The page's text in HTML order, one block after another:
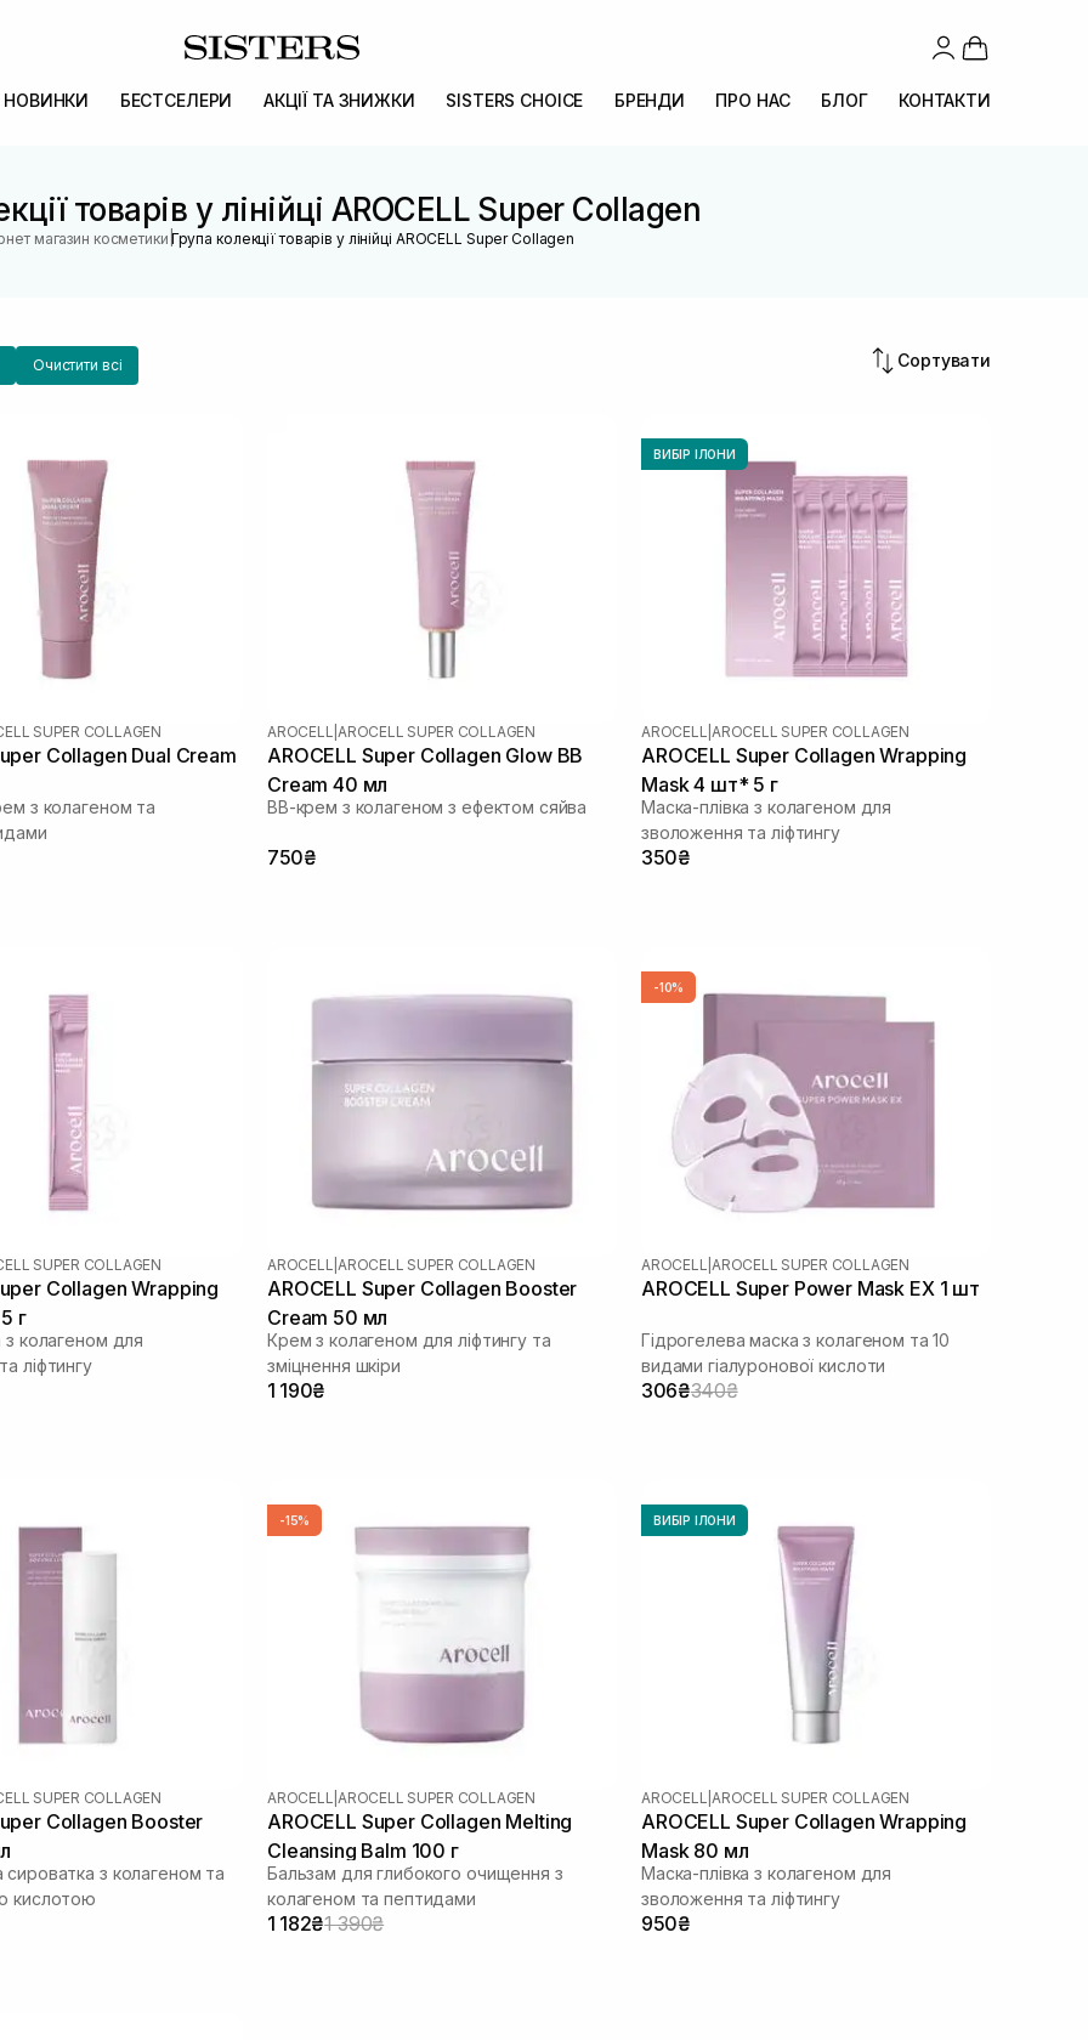
НОВИНКИ БЕСТСЕЛЕРИ АКЦІЇ ТА ЗНИЖКИ SISTERS CHOICE БРЕНДИ ПРО НАС БЛОГ КОНТАКТИ
товарів у лінійці AROCELL Super Collagen
магазин косметики |Група колекції товарів у лінійці AROCELL Super Collagen
Очистити всі Сортувати
SUPER COLLAGEN
Collagen Dual Cream
з колагеном та
AROCELL AROCELL SUPER COLLAGEN
AROCELL Super Collagen Glow BB
Cream 40 мл
ВВ-крем з колагеном з ефектом сяйва
750₴
ВИБІР ІЛОНИ
AROCELL AROCELL SUPER COLLAGEN
AROCELL Super Collagen Wrapping
Mask 4 шт* 5 г
Маска-плівка з колагеном для
зволоження та ліфтингу
350₴
SUPER COLLAGEN
Collagen Wrapping
г
з колагеном для
ліфтингу
AROCELL AROCELL SUPER COLLAGEN
AROCELL Super Collagen Booster
Cream 50 мл
Крем з колагеном для ліфтингу та
зміцнення шкіри
1 190₴
-10%
AROCELL AROCELL SUPER COLLAGEN
AROCELL Super Power Mask EX 1 шт
Гідрогелева маска з колагеном та 10
видами гіалуронової кислоти
306₴340₴
SUPER COLLAGEN
Collagen Booster
з колагеном та
кислотою
-15%
AROCELL AROCELL SUPER COLLAGEN
AROCELL Super Collagen Melting
Cleansing Balm 100 г
Бальзам для глибокого очищення з
колагеном та пептидами
1 182₴1 390₴
ВИБІР ІЛОНИ
AROCELL AROCELL SUPER COLLAGEN
AROCELL Super Collagen Wrapping
Mask 80 мл
Маска-плівка з колагеном для
зволоження та ліфтингу
950₴